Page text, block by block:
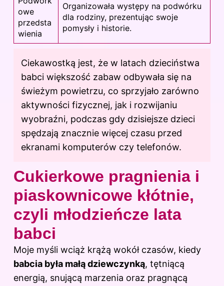
owe
przedsta
wienia
Organizowała występy na podwórku
dla rodziny, prezentując swoje
pomysły i historie.
Ciekawostką jest, że w latach dzieciństwa
babci większość zabaw odbywała się na
świeżym powietrzu, co sprzyjało zarówno
aktywności fizycznej, jak i rozwijaniu
wyobraźni, podczas gdy dzisiejsze dzieci
spędzają znacznie więcej czasu przed
ekranami komputerów czy telefonów.
Cukierkowe pragnienia i
piaskownicowe kłótnie,
czyli młodzieńcze lata
babci
Moje myśli wciąż krążą wokół czasów, kiedy
babcia była małą dziewczynką, tętniącą
energią, snującą marzenia oraz pragnącą